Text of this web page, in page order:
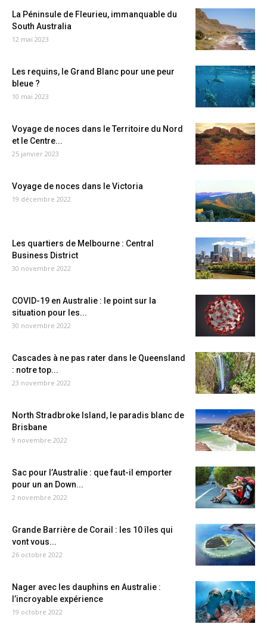
La Péninsule de Fleurieu, immanquable du
South Australia
12 mai 2023
Les requins, le Grand Blanc pour une peur
bleue ?
10 mai 2023
Voyage de noces dans le Territoire du Nord
et le Centre...
25 janvier 2023
Voyage de noces dans le Victoria
19 décembre 2022
Les quartiers de Melbourne : Central
Business District
30 novembre 2022
COVID-19 en Australie : le point sur la
situation pour les...
30 novembre 2022
Cascades à ne pas rater dans le Queensland
: notre top...
23 novembre 2022
North Stradbroke Island, le paradis blanc de
Brisbane
9 novembre 2022
Sac pour l’Australie : que faut-il emporter
pour un an Down...
2 novembre 2022
Grande Barrière de Corail : les 10 îles qui
vont vous...
26 octobre 2022
Nager avec les dauphins en Australie :
l’incroyable expérience
19 octobre 2022